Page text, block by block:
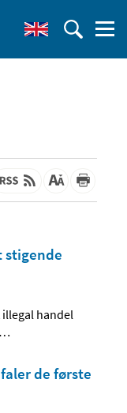
stigende
handel
…
de første